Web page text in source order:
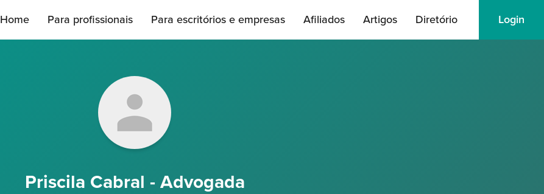
Home Para profissionais Para escritórios e empresas Afiliados Artigos Diretório Login
Priscila Cabral - Advogada